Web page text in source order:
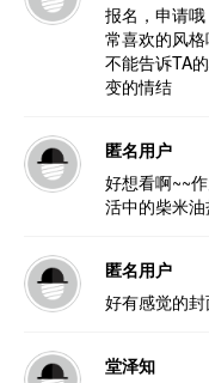
报名，申请
常喜欢的风
不能告诉TA
变的情结
匿名用户
好想看啊~~
活中的柴米油
匿名用户
好有感觉的
堂泽知